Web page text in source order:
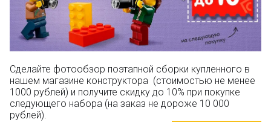
Сделайте фотообзор поэтапной сборки купленного в
нашем магазине конструктора (стоимостью не менее
1000 рублей) и получите скидку до 10% при покупке
следующего набора (на заказ не дороже 10 000
рублей).